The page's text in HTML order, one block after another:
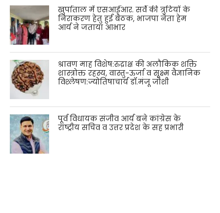
खुर्पाताल में एसआईआर. सर्वे की त्रुटियों के
निराकरण हेतु हुई बैठक, भाजपा नेता हेम
आर्य ने जताया आभार
श्रावण माह विशेष:रुद्राक्ष की अलौकिक शक्ति
शास्त्रोक्त रहस्य, वास्तु-ऊर्जा व सूक्ष्म वैज्ञानिक
विश्लेषण:ज्योतिषाचार्य डॉ.मंजू जोशी
पूर्व विधायक संजीव आर्य बने कांग्रेस के
राष्ट्रीय सचिव व उत्तर प्रदेश के सह प्रभारी